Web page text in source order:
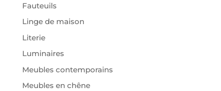
Fauteuils
Linge de maison
Literie
Luminaires
Meubles contemporains
Meubles en chêne